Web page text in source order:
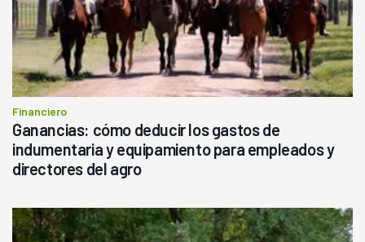
Financiero
Ganancias: cómo deducir los gastos de
indumentaria y equipamiento para empleados y
directores del agro